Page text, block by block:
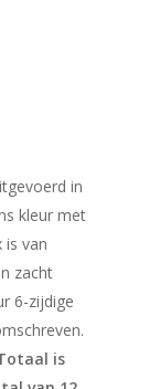
in
kleur met
is van
zacht
6-zijdige
is